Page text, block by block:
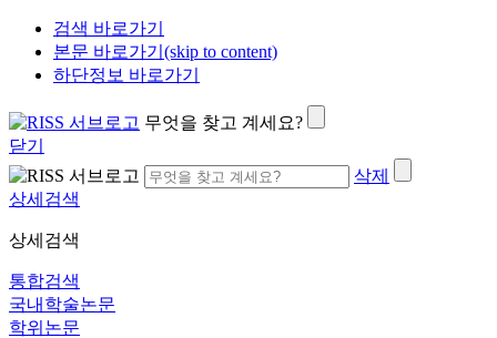
검색 바로가기
본문 바로가기(skip to content)
하단정보 바로가기
무엇을 찾고 계세요?
닫기
삭제
상세검색
상세검색
통합검색
국내학술논문
학위논문